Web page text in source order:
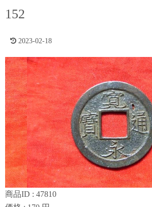
152
2023-02-18
商品ID : 47810